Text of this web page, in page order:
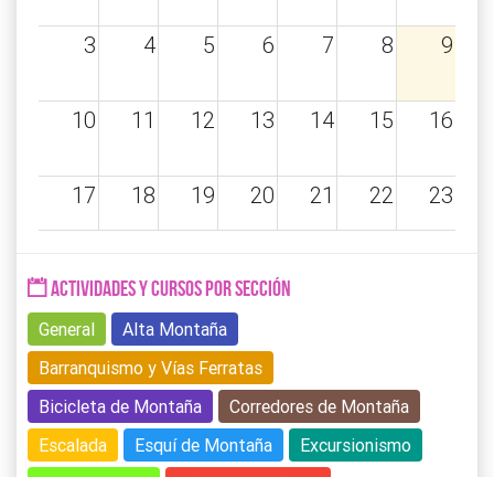
3 4 5 6 7 8 9
10 11 12 13 14 15 16
17 18 19 20 21 22 23
31 1 2 3
ACTIVIDADES Y CURSOS POR SECCIÓN
General
Alta Montaña
Barranquismo y Vías Ferratas
Bicicleta de Montaña
Corredores de Montaña
Escalada
Esquí de Montaña
Excursionismo